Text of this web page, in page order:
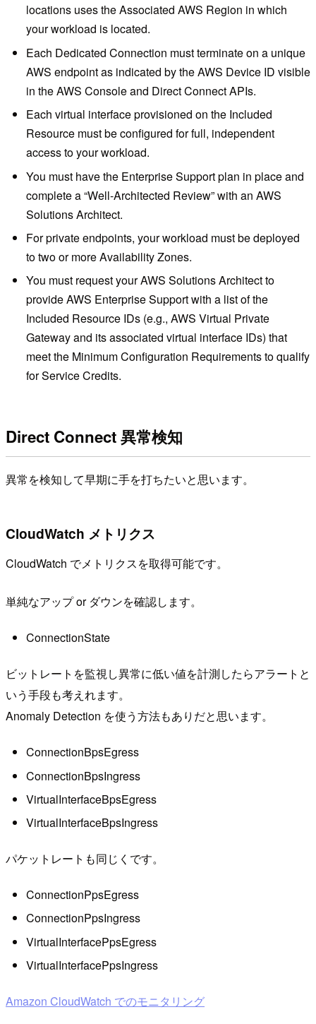
locations uses the Associated AWS Region in which
your workload is located.
Each Dedicated Connection must terminate on a unique
AWS endpoint as indicated by the AWS Device ID visible
in the AWS Console and Direct Connect APIs.
Each virtual interface provisioned on the Included
Resource must be configured for full, independent
access to your workload.
You must have the Enterprise Support plan in place and
complete a “Well-Architected Review” with an AWS
Solutions Architect.
For private endpoints, your workload must be deployed
to two or more Availability Zones.
You must request your AWS Solutions Architect to
provide AWS Enterprise Support with a list of the
Included Resource IDs (e.g., AWS Virtual Private
Gateway and its associated virtual interface IDs) that
meet the Minimum Configuration Requirements to qualify
for Service Credits.
Direct Connect 異常検知
異常を検知して早期に手を打ちたいと思います。
CloudWatch メトリクス
CloudWatch でメトリクスを取得可能です。
単純なアップ or ダウンを確認します。
ConnectionState
ビットレートを監視し異常に低い値を計測したらアラートと
いう手段も考えれます。
Anomaly Detection を使う方法もありだと思います。
ConnectionBpsEgress
ConnectionBpsIngress
VirtualInterfaceBpsEgress
VirtualInterfaceBpsIngress
パケットレートも同じくです。
ConnectionPpsEgress
ConnectionPpsIngress
VirtualInterfacePpsEgress
VirtualInterfacePpsIngress
Amazon CloudWatch でのモニタリング